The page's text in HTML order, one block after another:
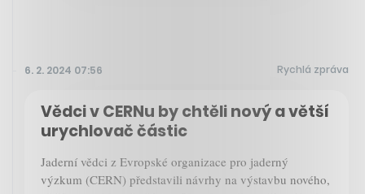
6. 2. 2024 07:56 Rychlá zpráva
Vědci v CERNu by chtěli nový a větší
urychlovač částic
Jaderní vědci z Evropské organizace pro jaderný
výzkum (CERN) představili návrhy na výstavbu nového,